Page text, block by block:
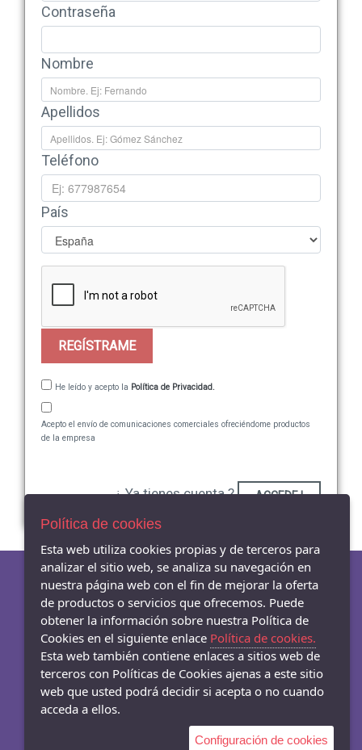
Contraseña
Nombre
Apellidos
Teléfono
País
REGÍSTRAME
He leído y acepto la Política de Privacidad.
Acepto el envío de comunicaciones comerciales ofreciéndome productos
de la empresa
¿ Ya tienes cuenta ? ACCEDE !
AVISO LEGAL
POLÍTICA DE COOKIES
ENVÍOS Y DEVOLUCIONES
- Carrer Mar 54-56, Badalona - 08911 (Barcelona)
Política de cookies
Esta web utiliza cookies propias y de terceros para
analizar el sitio web, se analiza su navegación en
nuestra página web con el fin de mejorar la oferta
de productos o servicios que ofrecemos. Puede
obtener la información sobre nuestra Política de
Cookies en el siguiente enlace Política de cookies.
Esta web también contiene enlaces a sitios web de
terceros con Políticas de Cookies ajenas a este sitio
web que usted podrá decidir si acepta o no cuando
acceda a ellos.
Configuración de cookies